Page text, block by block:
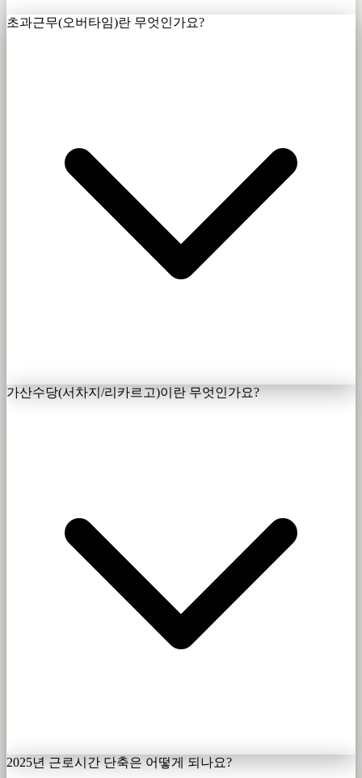
초과근무(오버타임)란 무엇인가요?
가산수당(서차지/리카르고)이란 무엇인가요?
2025년 근로시간 단축은 어떻게 되나요?